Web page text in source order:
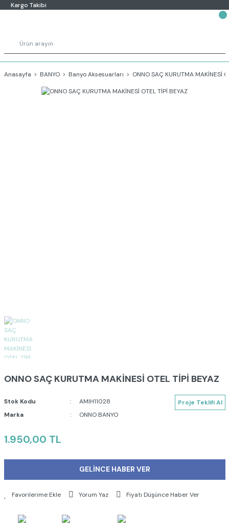
Kargo Takibi
Anasayfa BANYO Banyo Aksesuarları ONNO SAÇ KURUTMA MAKİNESİ
ONNO SAÇ KURUTMA MAKİNESİ OTEL TİPİ BEYAZ
Stok Kodu
AMIH11028
Marka
ONNO BANYO
Proje Teklifi Al
1.950,00 TL
GELİNCE HABER VER
Yorum Yaz Fiyatı Düşünce Haber Ver